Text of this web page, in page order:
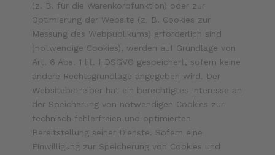
(z. B. für die Warenkorbfunktion) oder zur
Optimierung der Website (z. B. Cookies zur
Messung des Webpublikums) erforderlich sind
(notwendige Cookies), werden auf Grundlage von
Art. 6 Abs. 1 lit. f DSGVO gespeichert, sofern keine
andere Rechtsgrundlage angegeben wird. Der
Websitebetreiber hat ein berechtigtes Interesse an
der Speicherung von notwendigen Cookies zur
technisch fehlerfreien und optimierten
Bereitstellung seiner Dienste. Sofern eine
Einwilligung zur Speicherung von Cookies und